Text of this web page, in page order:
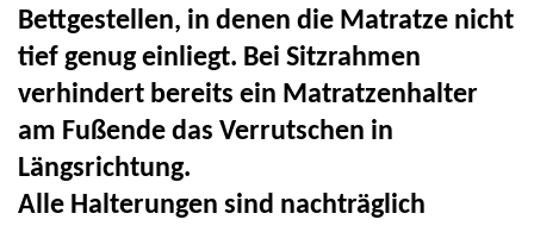
Bettgestellen, in denen die Matratze nicht
tief genug einliegt. Bei Sitzrahmen
verhindert bereits ein Matratzenhalter
am Fußende das Verrutschen in
Längsrichtung.
Alle Halterungen sind nachträglich